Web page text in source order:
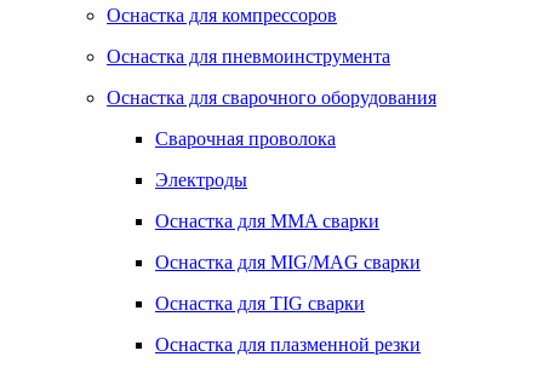
Оснастка для компрессоров
Оснастка для пневмоинструмента
Оснастка для сварочного оборудования
Сварочная проволока
Электроды
Оснастка для MMA сварки
Оснастка для MIG/MAG сварки
Оснастка для TIG сварки
Оснастка для плазменной резки